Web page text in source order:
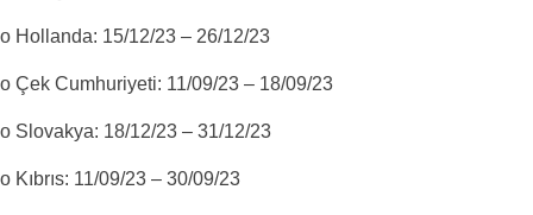
o Hollanda: 15/12/23 – 26/12/23
o Çek Cumhuriyeti: 11/09/23 – 18/09/23
o Slovakya: 18/12/23 – 31/12/23
o Kıbrıs: 11/09/23 – 30/09/23